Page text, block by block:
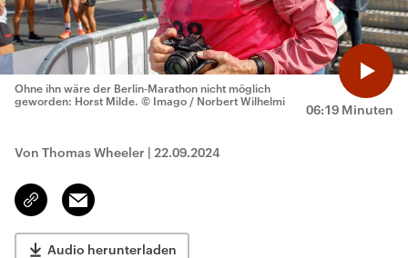
06:19 Minuten
Ohne ihn wäre der Berlin-Marathon nicht möglich
geworden: Horst Milde. © Imago / Norbert Wilhelmi
Von Thomas Wheeler | 22.09.2024
Link
kopieren/teilen
Email
Audio herunterladen